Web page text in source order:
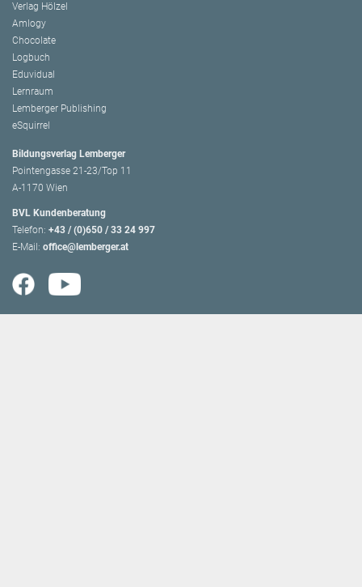
Verlag Hölzel
Amlogy
Chocolate
Logbuch
Eduvidual
Lernraum
Lemberger Publishing
eSquirrel
Bildungsverlag Lemberger
Pointengasse 21-23/Top 11
A-1170 Wien
BVL Kundenberatung
Telefon: +43 / (0)650 / 33 24 997
E-Mail: office@lemberger.at